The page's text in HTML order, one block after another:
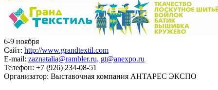
6-9 ноября
Сайт: http://www.grandtextil.com
E-mail: zaznatalia@rambler.ru, gt@anexpo.ru
Телефон: +7 (926) 234-08-51
Организатор: Выставочная компания АНТАРЕС ЭКСПО